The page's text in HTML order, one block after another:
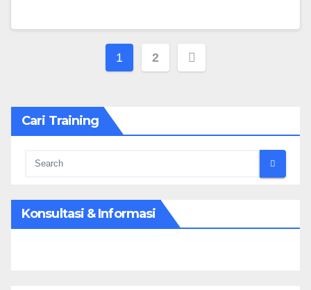
Paginasi
1 2
Cari Training
Konsultasi & Informasi